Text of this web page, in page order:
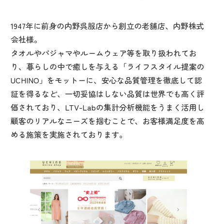
1947年に前身の内野呉服店から創立の老舗店、内野株式
会社様。
タオルやパジャマやルームウェア等を取り扱われてお
り、暮らしの中で癒しを与える「ライフスタイル提案の
UCHINO」をモットーに、安心な品質管理を徹底して認
証を得るなど、一切妥協はしない品質は世界でも高く評
価されており、LTV-Labの集計分析機能をうまく活用し
顧客のリアルなニーズを掴むことで、お客様満足度を高
める施策を実施されております。